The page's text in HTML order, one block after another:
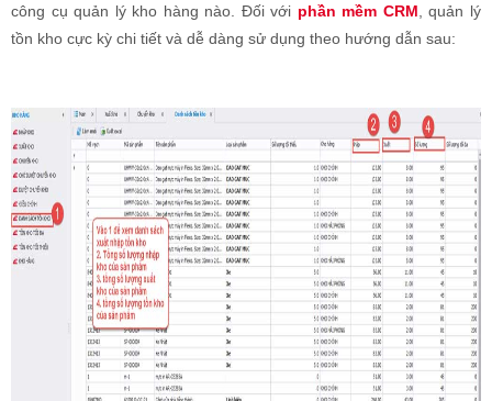
công cụ quản lý kho hàng nào. Đối với phần mềm CRM , quản lý
tồn kho cực kỳ chi tiết và dễ dàng sử dụng theo hướng dẫn sau: